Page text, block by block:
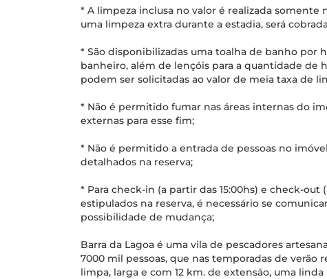
* A limpeza inclusa no valor é realizada somente
uma limpeza extra durante a estadia, será
* São disponibilizadas uma toalha de banho por
banheiro, além de lençóis para a quantidade de
podem ser solicitadas ao valor de meia taxa de
* Não é permitido fumar nas áreas internas do
externas para esse fim;
* Não é permitido a entrada de pessoas no
detalhados na reserva;
* Para check-in (a partir das 15:00hs) e check-out
estipulados na reserva, é necessário se
possibilidade de mudança;
Barra da Lagoa é uma vila de pescadores
7000 mil pessoas, que nas temporadas de verão
limpa, larga e com 12 km. de extensão, uma